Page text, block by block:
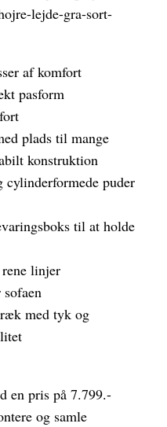
lejde-gra-sort-
af komfort
pasform
plads til mange
konstruktion
puder
til at holde
linjer
med tyk og
en pris på 7.799.-
og samle